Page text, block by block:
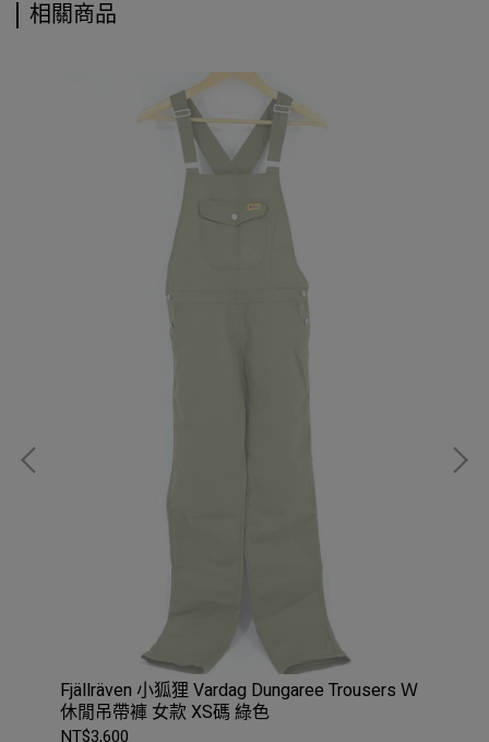
相關商品
Fjällräven 小狐狸 Vardag Dungaree Trousers Ｗ
休閒吊帶褲 女款 XS碼 綠色
NT$3,600